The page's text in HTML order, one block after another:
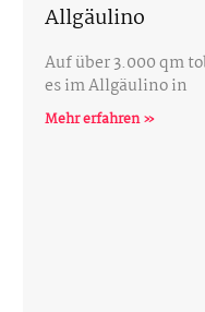
Allgäulino
Auf über 3.000 qm
es im Allgäulino in
Mehr erfahren »